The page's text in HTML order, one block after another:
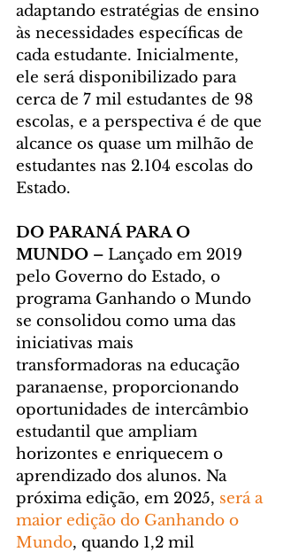
adaptando estratégias de ensino
às necessidades específicas de
cada estudante. Inicialmente,
ele será disponibilizado para
cerca de 7 mil estudantes de 98
escolas, e a perspectiva é de que
alcance os quase um milhão de
estudantes nas 2.104 escolas do
Estado.
DO PARANÁ PARA O
MUNDO – Lançado em 2019
pelo Governo do Estado, o
programa Ganhando o Mundo
se consolidou como uma das
iniciativas mais
transformadoras na educação
paranaense, proporcionando
oportunidades de intercâmbio
estudantil que ampliam
horizontes e enriquecem o
aprendizado dos alunos. Na
próxima edição, em 2025, será a
maior edição do Ganhando o
Mundo, quando 1,2 mil